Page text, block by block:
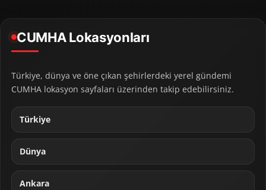
CUMHA Lokasyonları
Türkiye, dünya ve öne çıkan şehirlerdeki yerel gündemi
CUMHA lokasyon sayfaları üzerinden takip edebilirsiniz.
Türkiye
Dünya
Ankara